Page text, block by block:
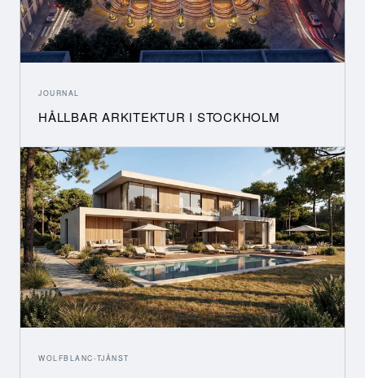
JOURNAL
HÅLLBAR ARKITEKTUR I STOCKHOLM
WOLFBLANC-TJÄNST